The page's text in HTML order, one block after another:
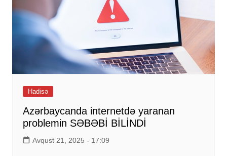
Hadisə
Azərbaycanda internetdə yaranan
problemin SƏBƏBİ BİLİNDİ
Avqust 21, 2025 - 17:09